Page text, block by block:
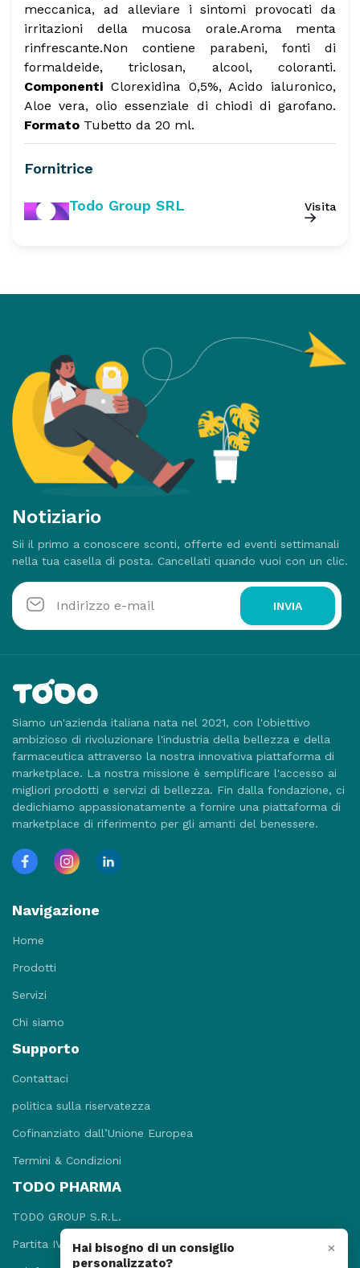
meccanica, ad alleviare i sintomi provocati da
irritazioni della mucosa orale.Aroma menta
rinfrescante.Non contiene parabeni, fonti di
formaldeide, triclosan, alcool, coloranti.
Componenti Clorexidina 0,5%, Acido ialuronico,
Aloe vera, olio essenziale di chiodi di garofano.
Formato Tubetto da 20 ml.
Fornitrice
Todo Group SRL Visita
Hai bisogno di un consiglio
personalizzato?
×
Notiziario
Sii il primo a conoscere sconti, offerte ed eventi settimanali
nella tua casella di posta. Cancellati quando vuoi con un clic.
INVIA
Siamo un'azienda italiana nata nel 2021, con l'obiettivo
ambizioso di rivoluzionare l'industria della bellezza e della
farmaceutica attraverso la nostra innovativa piattaforma di
marketplace. La nostra missione è semplificare l'accesso ai
migliori prodotti e servizi di bellezza. Fin dalla fondazione, ci
dedichiamo appassionatamente a fornire una piattaforma di
marketplace di riferimento per gli amanti del benessere.
Navigazione
Home
Prodotti
Servizi
Chi siamo
Supporto
Contattaci
politica sulla riservatezza
Cofinanziato dall’Unione Europea
Termini & Condizioni
TODO PHARMA
TODO GROUP S.R.L.
Partita IVA: 09781131215